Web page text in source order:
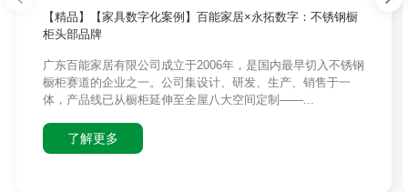
【精品】【家具数字化案例】百能家居×永拓数字：不锈钢橱
柜头部品牌
广东百能家居有限公司成立于2006年，是国内最早切入不锈钢
橱柜赛道的企业之一。公司集设计、研发、生产、销售于一
体，产品线已从橱柜延伸至全屋八大空间定制——...
了解更多